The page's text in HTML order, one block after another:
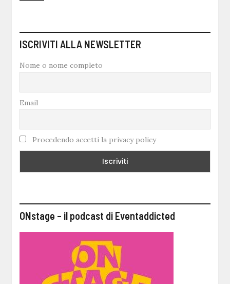
ISCRIVITI ALLA NEWSLETTER
Nome o nome completo
Email
Procedendo accetti la privacy policy
ONstage – il podcast di Eventaddicted